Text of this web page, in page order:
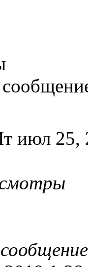
июл 25,